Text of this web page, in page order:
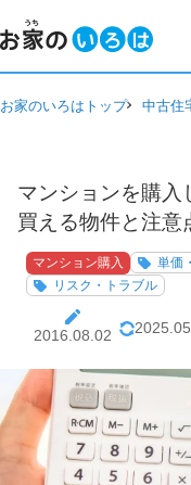
お家のいろはトップ 中古住
マンションを購入
買える物件と注意
マンション購入 単価
リスク・トラブル
2016.08.02